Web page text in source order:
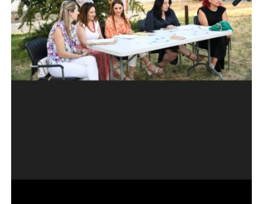
Previous Next